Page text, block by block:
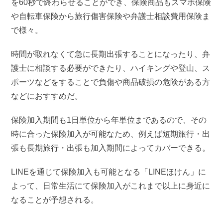
を60秒で終わらせることができ、保険商品もスマホ保険
や自転車保険から旅行傷害保険や弁護士相談費用保険ま
で様々。
時間が取れなくて急に長期出張することになったり、弁
護士に相談する必要ができたり、ハイキングや登山、ス
ポーツなどをすることで負傷や商品破損の危険がある方
などにおすすめだ。
保険加入期間も1日単位から年単位まであるので、その
時に合った保険加入が可能なため、例えば短期旅行・出
張も長期旅行・出張も加入期間によってカバーできる。
LINEを通じて保険加入も可能となる「LINEほけん」に
よって、日常生活にて保険加入がこれまで以上に身近に
なることが予想される。